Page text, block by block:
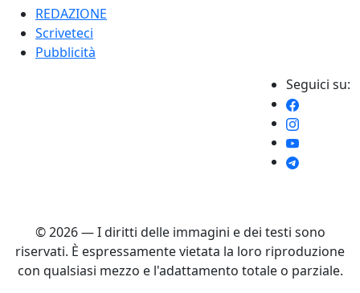
REDAZIONE
Scriveteci
Pubblicità
Seguici su:
© 2026 — I diritti delle immagini e dei testi sono
riservati. È espressamente vietata la loro riproduzione
con qualsiasi mezzo e l'adattamento totale o parziale.